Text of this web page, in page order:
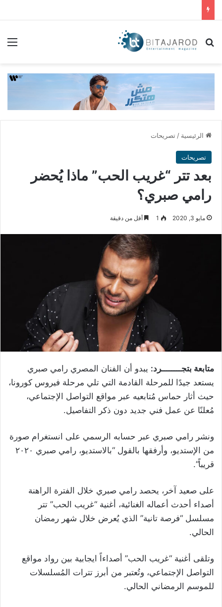
بحث عن
الرئيسية / تصريحات
تصريحات
بعد تتر “غريب الحب” ماذا يُحضر
رامي صبري؟
مايو 3, 2020 1 أقل من دقيقة
متابعة بتجــــــــرد: يبدو أن الفنان المصري رامي صبري
يستعد جيدًا للمرحلة القادمة التي تلي مرحلة فيروس كورونا،
حيث أثار حماس مُتابعيه عبر مواقع التواصل الإجتماعي،
مُعلنًا عن عمل فني جديد دون ذكر التفاصيل.
ونشر رامي صبري عبر حسابه الرسمي على انستغرام صورة
من الإستديو، وأرفقها بالقول “بالاستديو، رامي صبري ٢٠٢٠
قريباً“.
على صعيد آخر، يحصد رامي صبري خلال الفترة الراهنة
أصداء أحدث أعماله الغنائية، أغنية “غريب الحب” تتر
مسلسل “فرصة تانية” الذي يُعرض خلال شهر رمضان
الحالي.
وتلقى أغنية “غريب الحب” أصداءاً ايجابية بين رواد مواقع
التواصل الإجتماعي، وتُعتبر من أبرز تترات المُسلسلات
للموسم الرمضاني الحالي.